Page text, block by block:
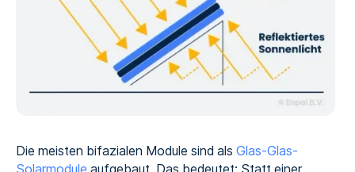
Die meisten bifazialen Module sind als Glas-Glas-